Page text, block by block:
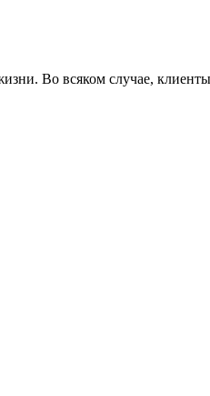
Во всяком случае,